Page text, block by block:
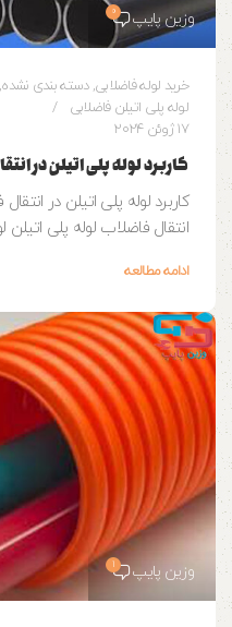
وزین پایپ 0
خرید لوله فاضلابی,دسته بندی نشده
لوله پلی اتیلن فاضلابی
17 ژوئن 2024
کاربرد لوله پلی اتیلن در
کاربرد لوله پلی اتیلن در
انتقال فاضلاب لوله پلی اتیلن
ادامه مطالعه
وزین پایپ 1